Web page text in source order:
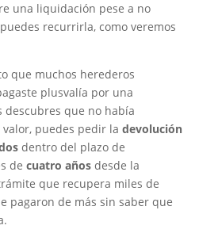
una liquidación pese a no
recurrirla, como veremos
que muchos herederos
plusvalía por una
descubres que no había
puedes pedir la devolución
dentro del plazo de
de cuatro añosdesde la
que recupera miles de
pagaron de más sin saber que